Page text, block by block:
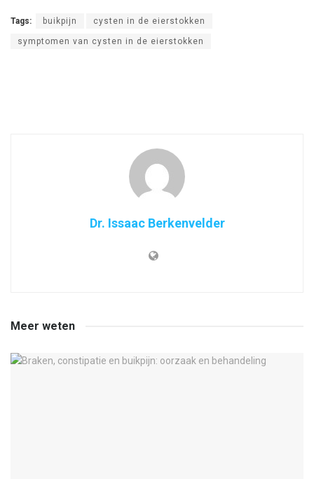
Tags: buikpijn cysten in de eierstokken
symptomen van cysten in de eierstokken
Dr. Issaac Berkenvelder
Meer weten